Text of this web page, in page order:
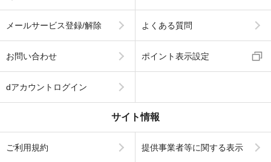
メールサービス登録/解除 よくある質問
お問い合わせ ポイント表示設定
dアカウントログイン
サイト情報
ご利用規約 提供事業者等に関する表示